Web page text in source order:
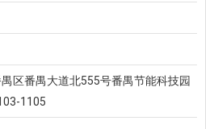
区番禺大道北555号番禺节能科技园
1105